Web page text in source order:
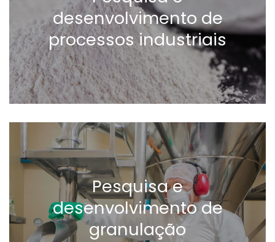
desenvolvimento de
processos industriais
Pesquisa e
desenvolvimento de
granulação